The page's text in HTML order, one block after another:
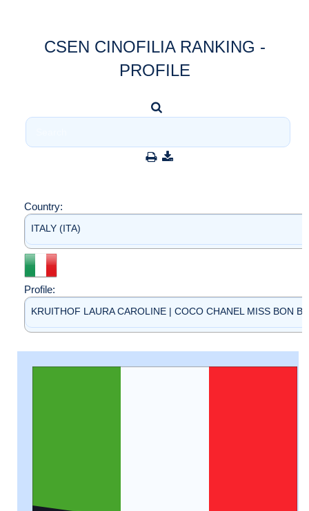
CSEN CINOFILIA RANKING -
PROFILE
Country:
ITALY (ITA)
Profile:
KRUITHOF LAURA CAROLINE | COCO CHANEL MISS BON